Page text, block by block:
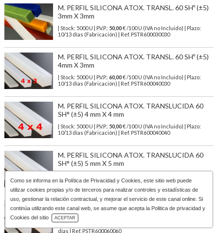
Como se informa en la Política de Privacidad y Cookies , este sitio web puede
utilizar cookies propias y/o de terceros para realizar controles y estadísticas de
uso, gestionar la relación contractual, y mejorar el servicio de este canal online. Si
continúa utilizando este canal web, se asume que acepta la Politica de privacidad y
Cookies del sitio
ACEPTAR
M. PERFIL SILICONA ATOX. TRANSL. 60 SHº (±5)
3mm X 3mm
| Stock: 5000 U | P.V.P.: 50,00€/100 U (IVA no Incluido)
| Plazo:
10/13 días (Fabricación) | Ref. PSTR600030030
M. PERFIL SILICONA ATOX. TRANSL. 60 SHº (±5)
4mm X 3mm
| Stock: 5000 U | P.V.P.: 60,00€/100 U (IVA no Incluido)
| Plazo:
10/13 días (Fabricación) | Ref. PSTR600040030
M. PERFIL SILICONA ATOX. TRANSLUCIDA 60
SH° (±5) 4 mm X 4 mm
| Stock: 5000 U | P.V.P.: 50,00€/100 U (IVA no Incluido)
| Plazo:
10/13 días (Fabricación) | Ref. PSTR600040040
M. PERFIL SILICONA ATOX. TRANSLUCIDA 60
SH° (±5) 5 mm X 5 mm
10/13 días (Fabricación) | Ref.PSTR600050050
M. PERFIL SILICONA ATOX. TRANSLUCIDA 60
SH° (±5) 6 mm X 6 mm
días | Ref. PSTR600060060
Descarga Catálogo